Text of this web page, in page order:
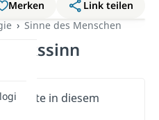
Merken
Link teilen
Sinne des Menschen
Inhalte in diesem